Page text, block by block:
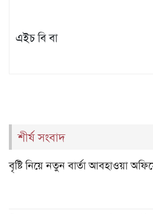
এইচ বি বা
শীর্ষ সংবাদ
বৃষ্টি নিয়ে নতুন বার্তা আবহাওয়া